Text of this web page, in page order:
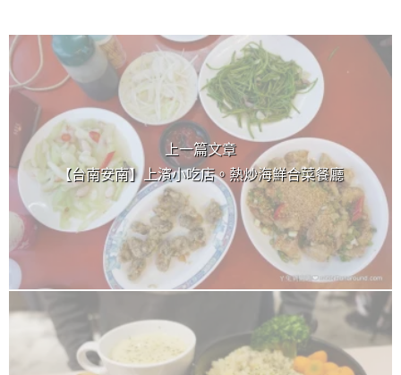
上 / 下一篇文章
上一篇文章
【台南安南】上濱小吃店。熱炒海鮮合菜餐廳